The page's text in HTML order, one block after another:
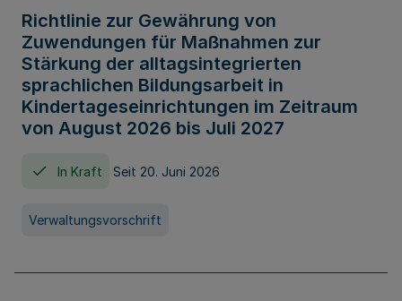
Richtlinie zur Gewährung von
Zuwendungen für Maßnahmen zur
Stärkung der alltagsintegrierten
sprachlichen Bildungsarbeit in
Kindertageseinrichtungen im Zeitraum
von August 2026 bis Juli 2027
In Kraft Seit 20. Juni 2026
Verwaltungsvorschrift